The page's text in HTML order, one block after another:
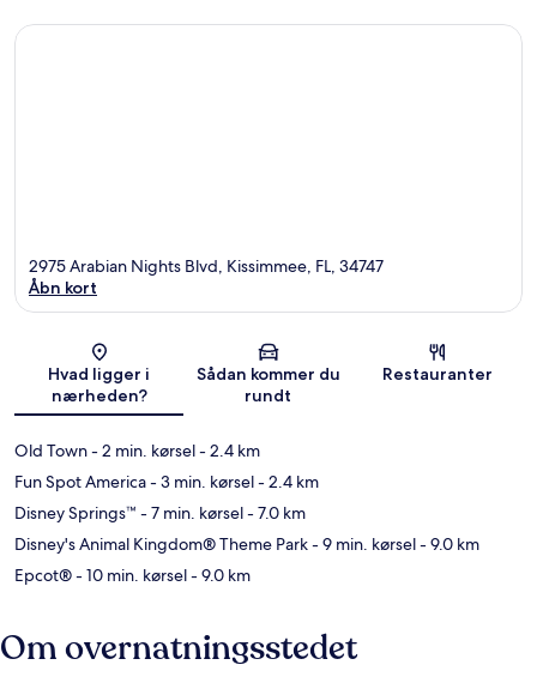
Kort
2975 Arabian Nights Blvd, Kissimmee, FL, 34747
Åbn kort
Hvad ligger i
nærheden?
Sådan kommer du
rundt
Restauranter
Old Town- 2 min. kørsel- 2.4 km
Fun Spot America- 3 min. kørsel- 2.4 km
Disney Springs™ - 7 min. kørsel- 7.0 km
Disney's Animal Kingdom® Theme Park- 9 min. kørsel- 9.0 km
Epcot®- 10 min. kørsel- 9.0 km
Om overnatningsstedet